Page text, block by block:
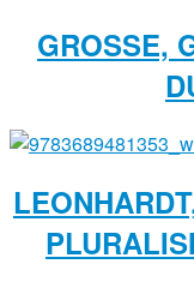
GROSSE,